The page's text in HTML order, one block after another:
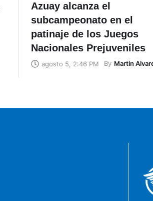
Azuay alcanza el
subcampeonato en el
patinaje de los Juegos
Nacionales Prejuveniles
agosto 5, 2:46 PM By Martin